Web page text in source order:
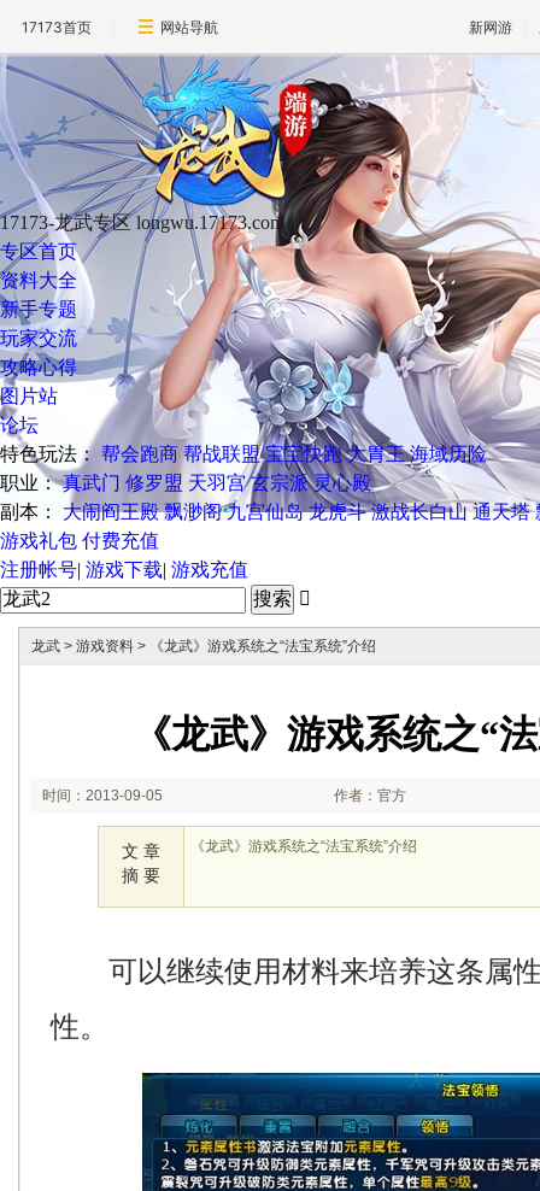
17173首页 网站导航 新网游
17173-龙武专区 longwu.17173.com
专区首页
资料大全
新手专题
玩家交流
攻略心得
图片站
论坛
特色玩法： 帮会跑商 帮战联盟 宝宝快跑 大胃王 海域历险
职业： 真武门 修罗盟 天羽宫 玄宗派 灵心殿
副本：
大闹阎王殿 飘渺阁 九宫仙岛 龙虎斗 激战长白山 通天塔
游戏礼包 付费充值
注册帐号| 游戏下载| 游戏充值

龙武 > 游戏资料 > 《龙武》游戏系统之“法宝系统”介绍
《龙武》游戏系统之“
时间：2013-09-05
11:38:56
作者：官方
文 章
摘 要
《龙武》游戏系统之“法宝系统”介绍
可以继续使用材料来培养这条属性
性。